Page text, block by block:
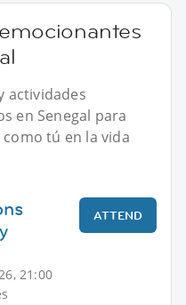
actividades
en Senegal para
tú en la vida
21:00
ATTEND